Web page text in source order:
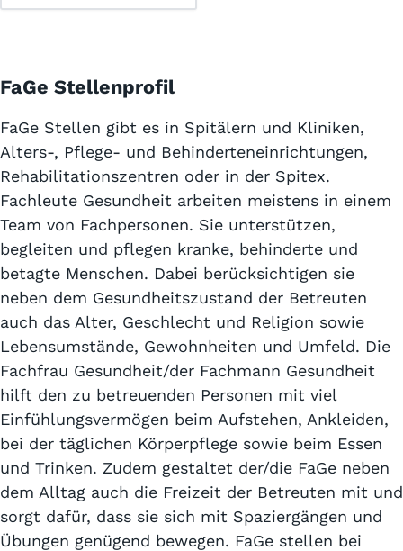
FaGe Stellenprofil
FaGe Stellen gibt es in Spitälern und Kliniken,
Alters-, Pflege- und Behinderteneinrichtungen,
Rehabilitationszentren oder in der Spitex.
Fachleute Gesundheit arbeiten meistens in einem
Team von Fachpersonen. Sie unterstützen,
begleiten und pflegen kranke, behinderte und
betagte Menschen. Dabei berücksichtigen sie
neben dem Gesundheitszustand der Betreuten
auch das Alter, Geschlecht und Religion sowie
Lebensumstände, Gewohnheiten und Umfeld. Die
Fachfrau Gesundheit/der Fachmann Gesundheit
hilft den zu betreuenden Personen mit viel
Einfühlungsvermögen beim Aufstehen, Ankleiden,
bei der täglichen Körperpflege sowie beim Essen
und Trinken. Zudem gestaltet der/die FaGe neben
dem Alltag auch die Freizeit der Betreuten mit und
sorgt dafür, dass sie sich mit Spaziergängen und
Übungen genügend bewegen. FaGe stellen bei